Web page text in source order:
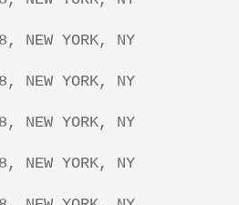
NEW YORK, NY
NEW YORK, NY
NEW YORK, NY
NEW YORK, NY